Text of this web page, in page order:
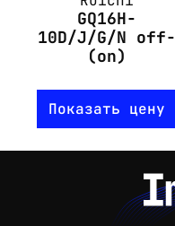
GQ16H-
10D/J/G/N off-
(on)
Показать цену